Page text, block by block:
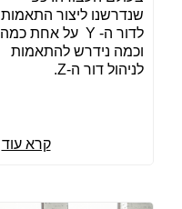
שנדרשנו ליצור התאמות
לדור ה- Y על אחת כמה
וכמה נידרש להתאמות
לניהול דור ה-Z.
קרא עוד